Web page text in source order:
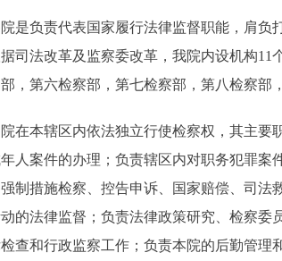
负责代表国家履行法律监督职能，肩负
司法改革及监察委改革，我院内设机构
，第六检察部，第七检察部，第八检察部
本辖区内依法独立行使检察权，其主要
人案件的办理；负责辖区内对职务犯罪
制措施检察、控告申诉、国家赔偿、司
的法律监督；负责法律政策研究、检察
查和行政监察工作；负责本院的后勤管理